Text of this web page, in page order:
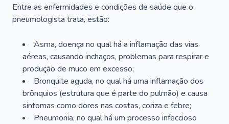
Entre as enfermidades e condições de saúde que o
pneumologista trata, estão:
Asma, doença no qual há a inflamação das vias
aéreas, causando inchaços, problemas para respirar e
produção de muco em excesso;
Bronquite aguda, no qual há uma inflamação dos
brônquios (estrutura que é parte do pulmão) e causa
sintomas como dores nas costas, coriza e febre;
Pneumonia, no qual há um processo infeccioso